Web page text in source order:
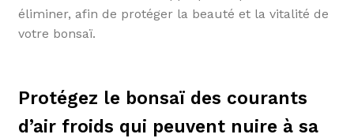
éliminer, afin de protéger la beauté et la vitalité de
votre bonsaï.
Protégez le bonsaï des courants
d’air froids qui peuvent nuire à sa